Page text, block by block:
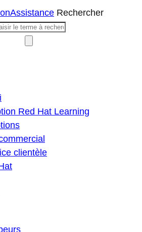
Assistance Rechercher
Red Hat Learning
clientèle